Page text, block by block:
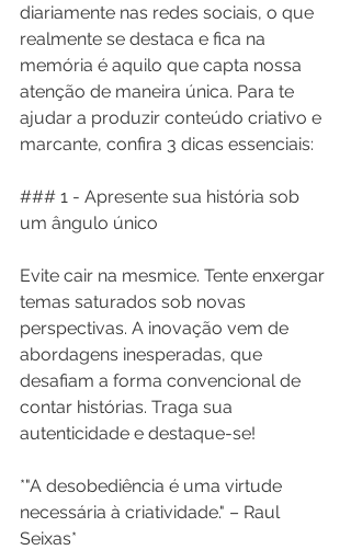
diariamente nas redes sociais, o que
realmente se destaca e fica na
memória é aquilo que capta nossa
atenção de maneira única. Para te
ajudar a produzir conteúdo criativo e
marcante, confira 3 dicas essenciais:
### 1 - Apresente sua história sob
um ângulo único
Evite cair na mesmice. Tente enxergar
temas saturados sob novas
perspectivas. A inovação vem de
abordagens inesperadas, que
desafiam a forma convencional de
contar histórias. Traga sua
autenticidade e destaque-se!
*"A desobediência é uma virtude
necessária à criatividade." – Raul
Seixas*